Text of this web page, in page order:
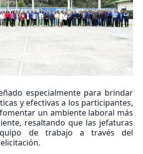
especialmente para brindar
y efectivas a los participantes,
un ambiente laboral más
resaltando que las jefaturas
de trabajo a través del